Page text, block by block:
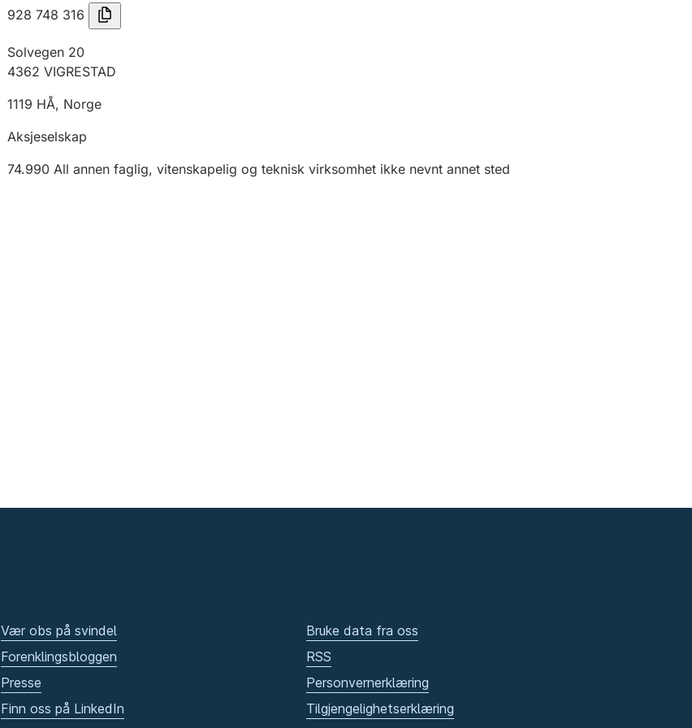
928 748 316
Solvegen 20
4362 VIGRESTAD
1119 HÅ, Norge
Aksjeselskap
74.990 All annen faglig, vitenskapelig og teknisk virksomhet ikke nevnt annet sted
Vær obs på svindel
Forenklingsbloggen
Presse
Finn oss på LinkedIn
Bruke data fra oss
RSS
Personvernerklæring
Tilgjengelighetserklæring